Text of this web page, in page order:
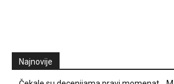
Najnovije